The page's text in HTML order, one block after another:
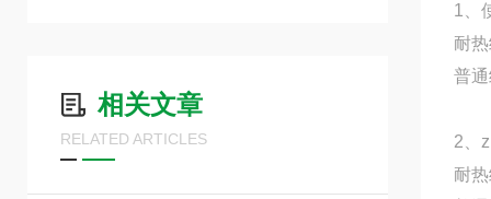
相关文章
RELATED ARTICLES
1、
耐
普
2、
耐